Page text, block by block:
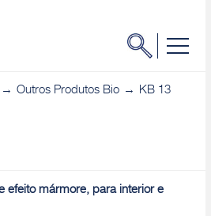
Outros Produtos Bio KB 13
efeito mármore, para interior e